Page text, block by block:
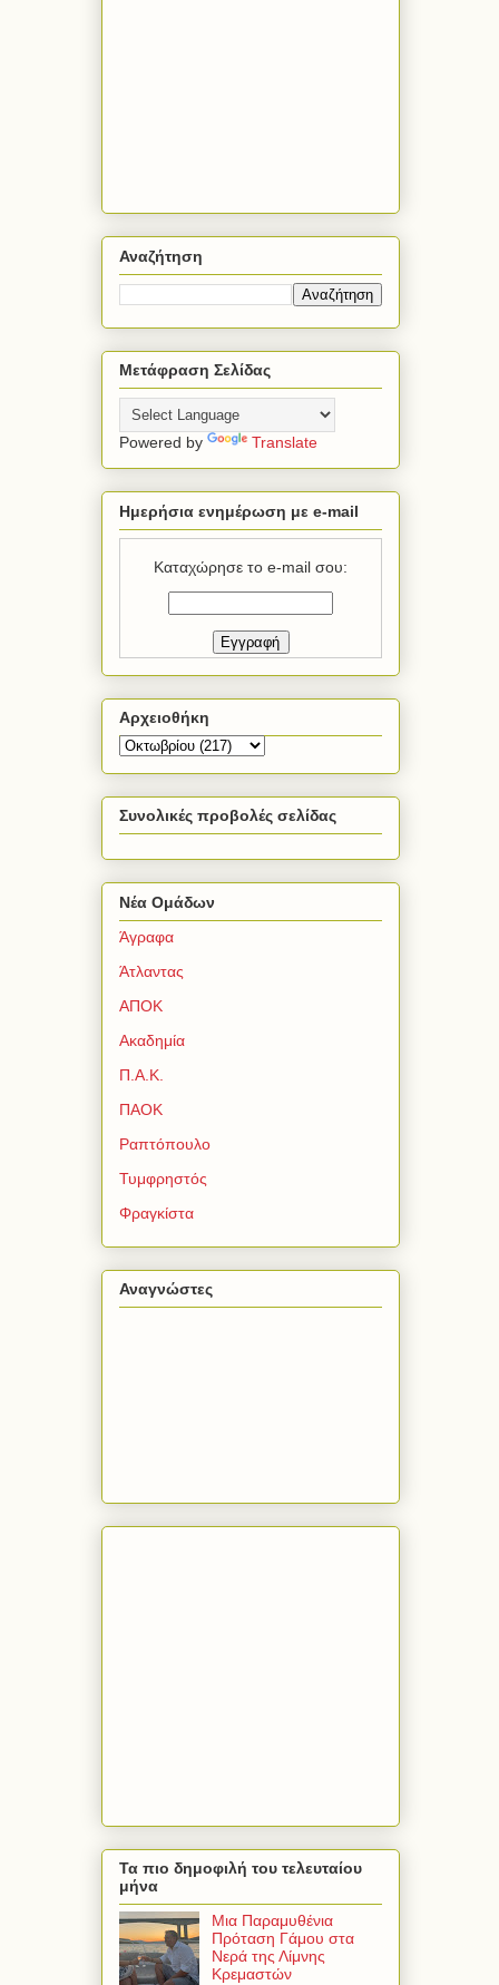
Αναζήτηση
Μετάφραση Σελίδας
Powered by Translate
Ημερήσια ενημέρωση με e-mail
Καταχώρησε το e-mail σου:
Αρχειοθήκη
Συνολικές προβολές σελίδας
Νέα Ομάδων
Άγραφα
Άτλαντας
ΑΠΟΚ
Ακαδημία
Π.Α.Κ.
ΠΑΟΚ
Ραπτόπουλο
Τυμφρηστός
Φραγκίστα
Αναγνώστες
Τα πιο δημοφιλή του τελευταίου
μήνα
Μια Παραμυθένια
Πρόταση Γάμου στα
Νερά της Λίμνης
Κρεμαστών